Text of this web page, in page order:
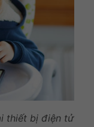
thiết bị điện tử